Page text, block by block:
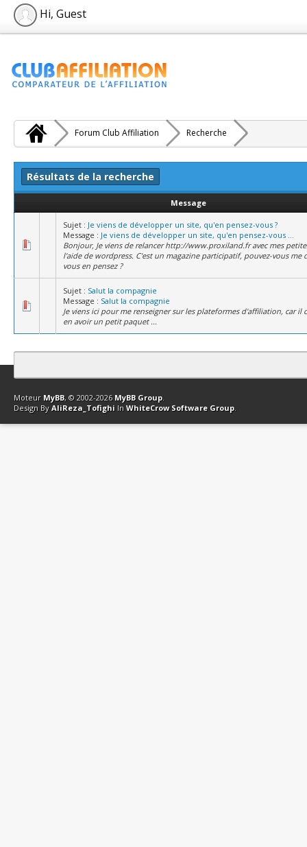
Hi, Guest
Forum Club Affiliation Recherche
Résultats de la recherche
Message
Sujet : Je viens de développer un site, qu'en pensez-vous ?
Message : Je viens de développer un site, qu'en pensez-vous ...
Bonjour, Je viens de relancer http://www.proxiland.fr avec mes
l'aide de wordpress. C'est un magazine participatif, pouvez-vous me
vous en pensez ?
Sujet : Salut la compagnie
Message : Salut la compagnie
Je viens ici pour me renseigner sur les plateformes d'affiliation, car il
en avoir un petit paquet ...
Contact Club Affiliation Retourner en haut Version bas-débit
Moteur MyBB, © 2002-2026 MyBB Group.
Design By AliReza_Tofighi In WhiteCrow Software Group.